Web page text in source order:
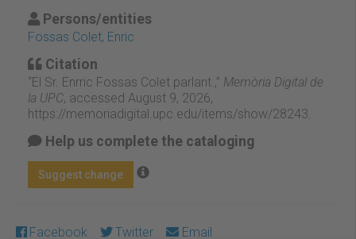
Persons/entities
Fossas Colet, Enric
Citation
“El Sr. Enrric Fossas Colet parlant.,” Memòria Digital de
la UPC, accessed August 9, 2026,
https://memoriadigital.upc.edu/items/show/28243
Help us complete the cataloging
Suggest change
Facebook Twitter Email